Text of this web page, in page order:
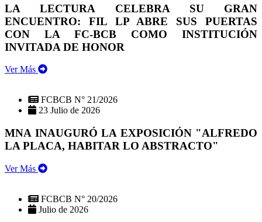
LA LECTURA CELEBRA SU GRAN
ENCUENTRO: FIL LP ABRE SUS PUERTAS
CON LA FC-BCB COMO INSTITUCIÓN
INVITADA DE HONOR
Ver Más
FCBCB N° 21/2026
23 Julio de 2026
MNA INAUGURÓ LA EXPOSICIÓN "ALFREDO
LA PLACA, HABITAR LO ABSTRACTO"
Ver Más
FCBCB N° 20/2026
Julio de 2026